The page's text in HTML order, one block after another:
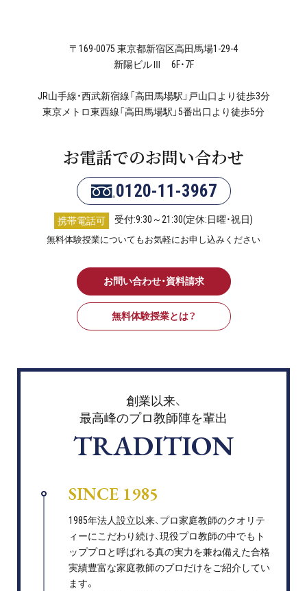
〒169-0075 東京都新宿区高田馬場1-29-4
新陽ビルⅢ 6F・7F
JR山手線・西武新宿線「高田馬場駅」戸山口より徒歩3分
東京メトロ東西線「高田馬場駅」5番出口より徒歩5分
お電話でのお問い合わせ
0120-11-3967
携帯電話可 受付:9:30～21:30(定休:日曜・祝日)
無料体験授業についてもお気軽にお申し込みください
お問い合わせ・資料請求
無料体験授業とは？
創業以来、
最高峰のプロ教師陣を輩出
TRADITION
SINCE 1985
1985年法人設立以来、プロ家庭教師のクオリテ
ィーにこだわり続け、現役プロ教師の中でもト
ッププロと呼ばれる真の実力を兼ね備えた合格
実績豊富な家庭教師のプロだけをご紹介してい
ます。